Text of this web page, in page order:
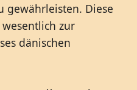
gewährleisten. Diese
zur
dänischen